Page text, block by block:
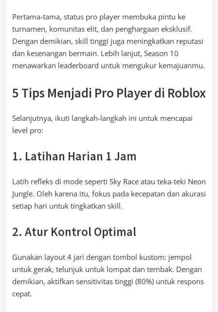
Pertama-tama, status pro player membuka pintu ke
turnamen, komunitas elit, dan penghargaan eksklusif.
Dengan demikian, skill tinggi juga meningkatkan reputasi
dan kesenangan bermain. Lebih lanjut, Season 10
menawarkan leaderboard untuk mengukur kemajuanmu.
5 Tips Menjadi Pro Player di Roblox
Selanjutnya, ikuti langkah-langkah ini untuk mencapai
level pro:
1. Latihan Harian 1 Jam
Latih refleks di mode seperti Sky Race atau teka-teki Neon
Jungle. Oleh karena itu, fokus pada kecepatan dan akurasi
setiap hari untuk tingkatkan skill.
2. Atur Kontrol Optimal
Gunakan layout 4 jari dengan tombol kustom: jempol
untuk gerak, telunjuk untuk lompat dan tembak. Dengan
demikian, aktifkan sensitivitas tinggi (80%) untuk respons
cepat.